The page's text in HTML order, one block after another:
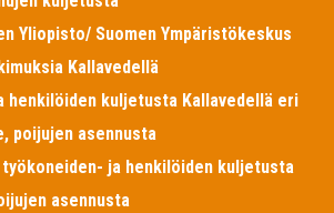
Yliopisto/ Suomen Ympäristökeskus
Kallavedellä
henkilöiden kuljetusta Kallavedellä eri
poijujen asennusta
työkoneiden- ja henkilöiden kuljetusta
asennusta